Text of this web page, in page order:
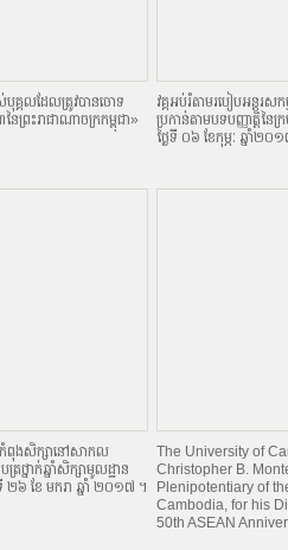
បុគ្គលដែលត្រូវបានចោទ
ៃព្រះរាជាណាចក្រកម្ពុជា»
វគ្គអប់រំតាមរបៀបអន្តរ
ប្រកាន់តាមបទបញ្ញាតិ្តនៃ
ថ្ងៃទី ០៦ ខែកុម្ភៈ ឆ្នាំ២០
កំពុងសិក្សានៅសាកល
ថ្នាក់ឆ្នាំសិក្សាមូលដ្ឋាន
២៦ ខែ មករា ឆ្នាំ ២០១៧ ។
The University of
Christopher B.
Plenipotentiary of
Cambodia, for his
50th ASEAN